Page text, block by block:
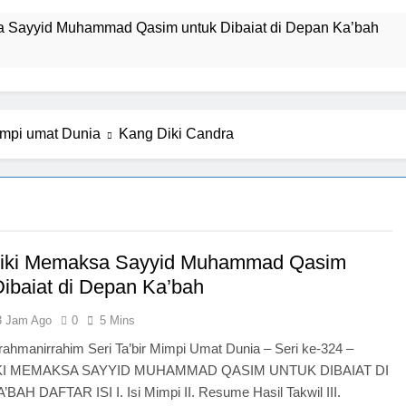
Sayyid Muhammad Qasim untuk Dibaiat di Depan Ka’bah
Nusantara: Prabowo Lengser, kang Diki Candra Sang
Terbuka Tentang Mimpi Sdr Julian : Isyarat akan Dibacakan
Dengan 7 Tokoh Inti Sebagai Porosnya dan Hanya Jiwa-
akan Tertuju ke Bukit Lebah : Ketika yang Tersembunyi
umat Dunia Kang Diki Candra
Memaksa Sayyid Muhammad Qasim
di Depan Ka’bah
Jam Ago 0 5 Mins
Seri Ta’bir Mimpi Umat Dunia – Seri ke-324 –
MEMAKSA SAYYID MUHAMMAD QASIM UNTUK DIBAIAT DI
DAFTAR ISI I. Isi Mimpi II. Resume Hasil Takwil III.